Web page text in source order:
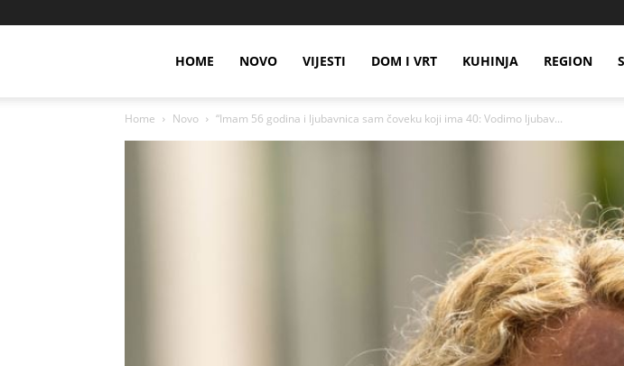
HOME NOVO VIJESTI DOM I VRT KUHINJA REGION
Home Novo “Imam 56 godina i ljubavnica sam čoveku koji ima 40: Vodimo ljubav...